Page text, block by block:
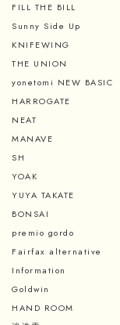
FILL THE BILL
Sunny Side Up
KNIFEWING
THE UNION
yonetomi NEW BASIC
HARROGATE
NEAT
MANAVE
SH
YOAK
YUYA TAKATE
BONSAI
premio gordo
Fairfax alternative
Information
Goldwin
HAND ROOM